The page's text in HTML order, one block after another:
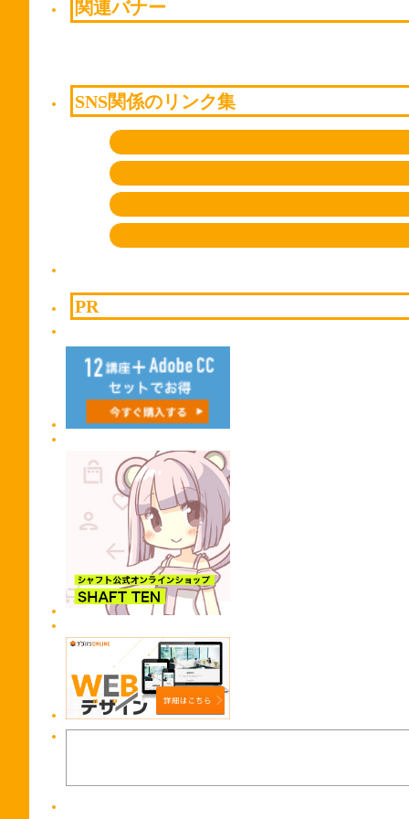
関連バナー
SNS関係のリンク集
PR